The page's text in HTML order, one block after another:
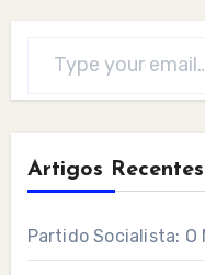
Artigos Recentes
Partido Socialista: O